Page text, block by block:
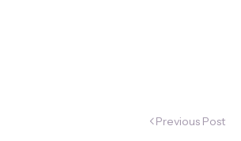
Previous Post